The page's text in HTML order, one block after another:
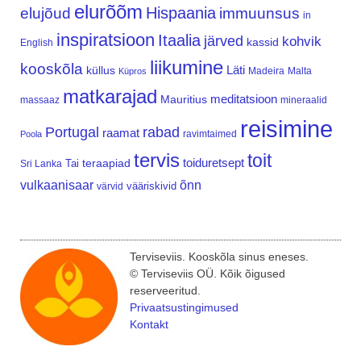
elujõud elurõõm Hispaania immuunsus in
English inspiratsioon Itaalia järved kassid kohvik
kooskõla küllus Küpros liikumine Läti Madeira Malta
massaaz matkarajad Mauritius meditatsioon mineraalid
Poola Portugal raamat rabad ravimtaimed reisimine
Sri Lanka Tai teraapiad tervis toiduretsept toit
vulkaanisaar värvid vääriskivid õnn
Terviseviis. Kooskõla sinus eneses.
© Terviseviis OÜ. Kõik õigused
reserveeritud.
Privaatsustingimused
Kontakt